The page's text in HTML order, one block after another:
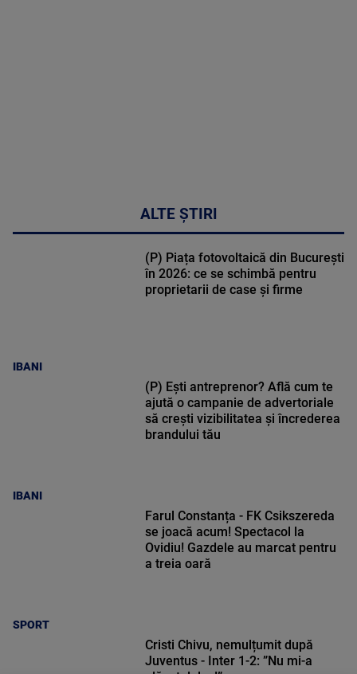
ALTE ȘTIRI
IBANI
(P) Piața fotovoltaică din București
în 2026: ce se schimbă pentru
proprietarii de case și firme
IBANI
(P) Ești antreprenor? Află cum te
ajută o campanie de advertoriale
să crești vizibilitatea și încrederea
brandului tău
SPORT
Farul Constanța - FK Csikszereda
se joacă acum! Spectacol la
Ovidiu! Gazdele au marcat pentru
a treia oară
Cristi Chivu, nemulțumit după
Juventus - Inter 1-2: ”Nu mi-a